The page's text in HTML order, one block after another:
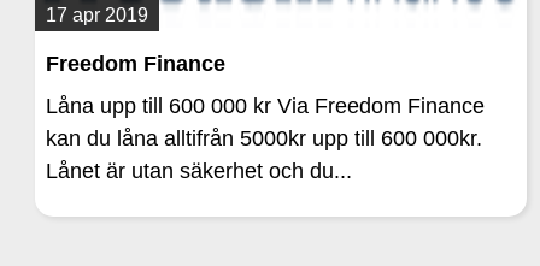
17 apr 2019
Freedom Finance
Låna upp till 600 000 kr Via Freedom Finance
kan du låna alltifrån 5000kr upp till 600 000kr.
Lånet är utan säkerhet och du...